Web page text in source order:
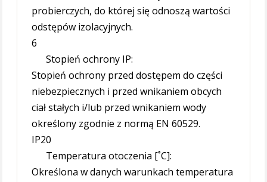
probierczych, do której się odnoszą wartości
odstępów izolacyjnych.
6
Stopień ochrony IP:
Stopień ochrony przed dostępem do części
niebezpiecznych i przed wnikaniem obcych
ciał stałych i/lub przed wnikaniem wody
określony zgodnie z normą EN 60529.
IP20
Temperatura otoczenia [˚C]:
Określona w danych warunkach temperatura